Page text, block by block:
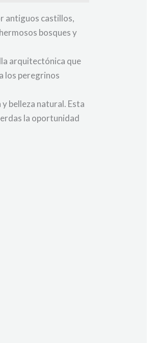
antiguos castillos,
bosques y
arquitectónica que
los peregrinos
belleza natural. Esta
la oportunidad